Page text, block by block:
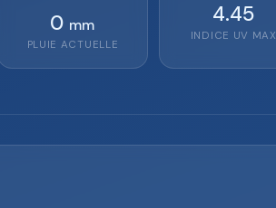
0 mm
PLUIE ACTUELLE
4.45
INDICE UV MAX